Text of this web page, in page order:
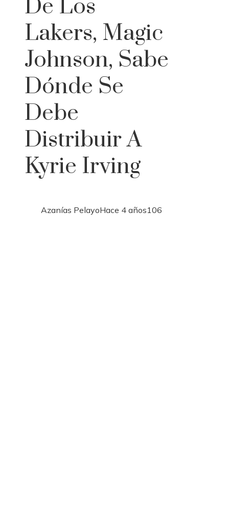
De Los
Lakers, Magic
Johnson, Sabe
Dónde Se
Debe
Distribuir A
Kyrie Irving
Azanías PelayoHace 4 años106